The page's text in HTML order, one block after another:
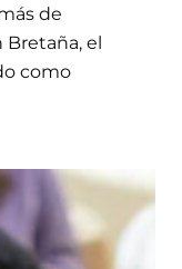
de
Bretaña, el
como